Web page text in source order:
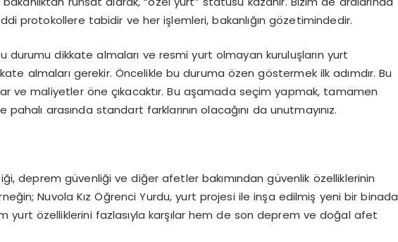
protokollere tabidir ve her işlemleri, bakanlığın gözetimindedir.
durumu dikkate almaları ve resmi yurt olmayan kuruluşların yurt
almaları gerekir. Öncelikle bu duruma özen göstermek ilk adımdır. Bu
ve maliyetler öne çıkacaktır. Bu aşamada seçim yapmak, tamamen
arasında standart farklarının olacağını da unutmayınız.
deprem güvenliği ve diğer afetler bakımından güvenlik özelliklerinin
Nuvola Kız Öğrenci Yurdu, yurt projesi ile inşa edilmiş yeni bir binada
yurt özelliklerini fazlasıyla karşılar hem de son deprem ve doğal afet